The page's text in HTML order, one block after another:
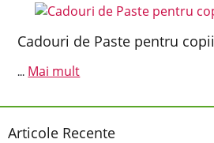
Cadouri de Paste pentru copii
... Mai mult
Articole Recente